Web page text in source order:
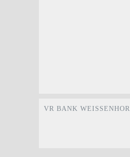
VR BANK WEISSENHORN